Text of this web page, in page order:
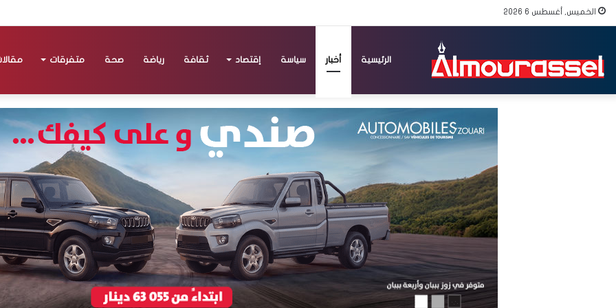
الخميس, أغسطس 6 2026
الرئيسية أخبار سياسة إقتصاد ثقافة رياضة صحة متفرقات